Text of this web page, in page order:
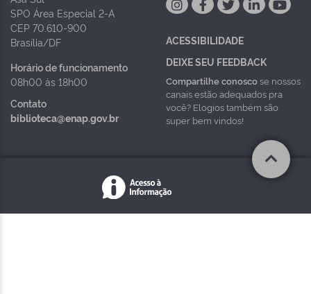
SPO Área Especial 2-A
CEP 70.610-900
Brasília/DF
Horário de funcionamento
08h00 às 18h00
Contato
biblioteca@enap.gov.br
ACESSIBILIDADE
DEIXE SEU FEEDBACK
Compartilhe conoscose nossos
canais estão adequados pra
você? Elogios também são
super bem vindos!